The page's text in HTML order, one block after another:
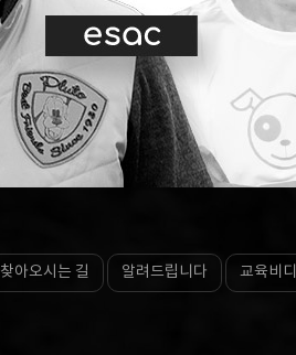
찾아오시는 길 알려드립니다 교육비